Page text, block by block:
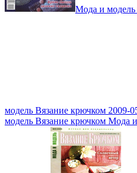
Мода и
модель Вязание крючком 2009-
модель Вязание крючком Мода